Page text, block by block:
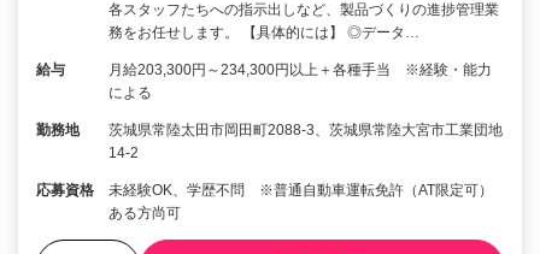
各スタッフたちへの指示出しなど、製品づくりの進捗管理業
務をお任せします。 【具体的には】 ◎データ…
給与
月給203,300円～234,300円以上＋各種手当 ※経験・能力
による
勤務地
茨城県常陸太田市岡田町2088-3、茨城県常陸大宮市工業団地
14-2
応募資格
未経験OK、学歴不問 ※普通自動車運転免許（AT限定可）
ある方尚可